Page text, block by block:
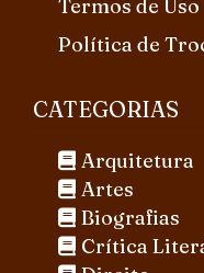
Termos de Uso
Política de
CATEGORIAS
Arquitetura
Artes
Biografias
Crítica